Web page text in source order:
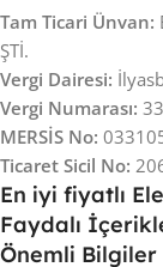
Tam Ticari Ünvan:
ŞTİ.
Vergi Dairesi:
Vergi Numarası:
MERSİS No:
Ticaret Sicil No:
En iyi fiyatlı
Faydalı
Önemli Bilgiler